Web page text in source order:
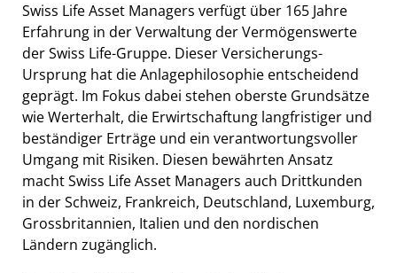
Swiss Life Asset Managers verfügt über 165 Jahre
Erfahrung in der Verwaltung der Vermögenswerte
der Swiss Life-Gruppe. Dieser Versicherungs-
Ursprung hat die Anlagephilosophie entscheidend
geprägt. Im Fokus dabei stehen oberste Grundsätze
wie Werterhalt, die Erwirtschaftung langfristiger und
beständiger Erträge und ein verantwortungsvoller
Umgang mit Risiken. Diesen bewährten Ansatz
macht Swiss Life Asset Managers auch Drittkunden
in der Schweiz, Frankreich, Deutschland, Luxemburg,
Grossbritannien, Italien und den nordischen
Ländern zugänglich.